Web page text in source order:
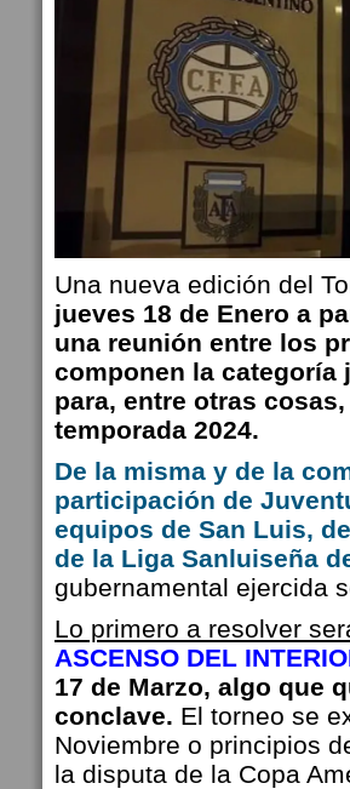
Una nueva edición del
jueves 18 de Enero a
una reunión entre los
componen la categoría
para, entre otras
temporada 2024.
De la misma y de la
participación de
equipos de San Luis,
de la Liga Sanluiseña
gubernamental ejercida
Lo primero a resolver
ASCENSO DEL
17 de Marzo, algo que
conclave. El torneo se
Noviembre o principios
la disputa de la Copa